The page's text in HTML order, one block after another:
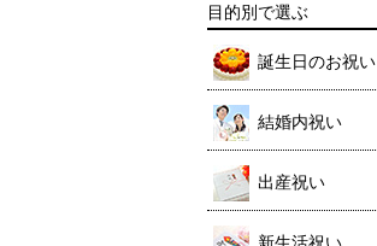
目的別で選ぶ
誕生日のお祝い
結婚内祝い
出産祝い